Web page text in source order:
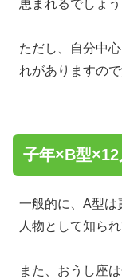
恵まれるでしょう
ただし、自分中
れがありますの
子年×B型
一般的に、A型は
人物として知られ
また、おうし座